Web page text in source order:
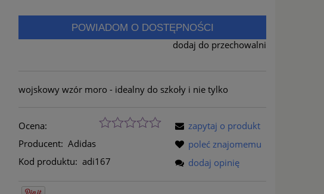
POWIADOM O DOSTĘPNOŚCI
dodaj do przechowalni
wojskowy wzór moro - idealny do szkoły i nie tylko
Ocena:
Producent: Adidas
Kod produktu: adi167
zapytaj o produkt
poleć znajomemu
dodaj opinię